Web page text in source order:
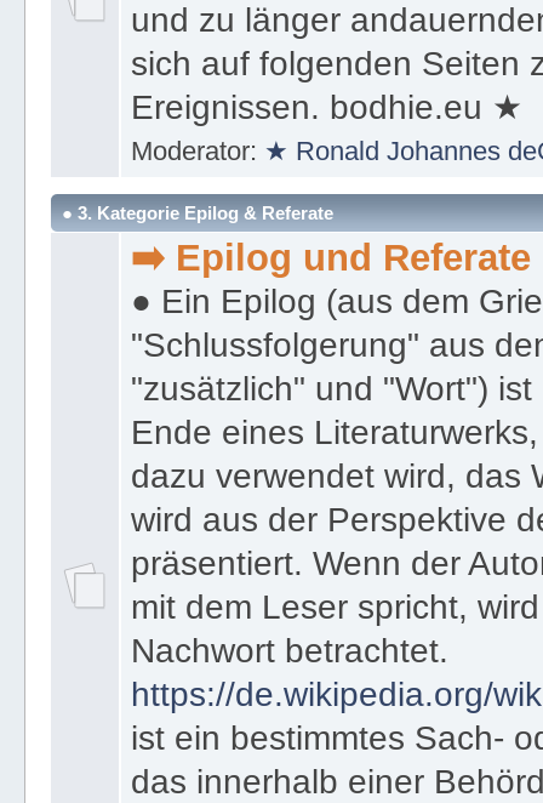
Artikelübersicht zu
und zu länger
sich auf folgenden Seiten
Ereignissen. bodhie.eu ★
Moderator:★ Ronald Johannes
● 3. Kategorie Epilog & Referate
➡️ Epilog und Referate
● Ein Epilog (aus dem
"Schlussfolgerung" aus
"zusätzlich" und "Wort")
Ende eines
dazu verwendet wird, das
wird aus der Perspektive
präsentiert. Wenn der
mit dem Leser spricht,
Nachwort betrachtet.
https://de.wikipedia.org/
ist ein bestimmtes Sach-